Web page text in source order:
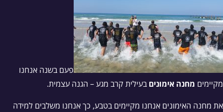
פעם בשנה אנחנו
מקיימים מחנה אימונים בעילית קרב מגע – הגנה עצמית.
את מחנה האימונים אנחנו מקיימים בטבע, כך אנחנו משלבים למידה